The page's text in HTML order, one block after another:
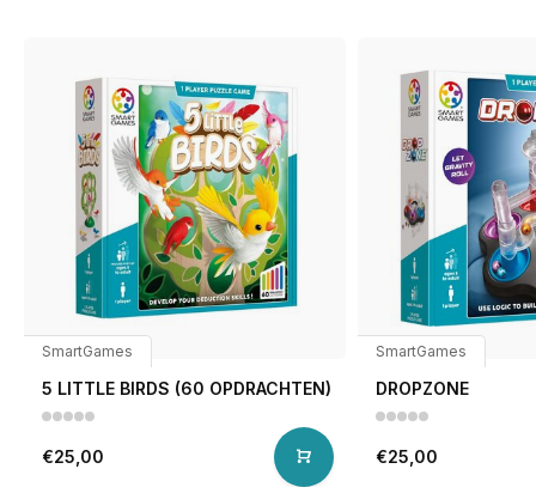
SmartGames
5 LITTLE BIRDS (60 OPDRACHTEN)
€25,00
SmartGames
DROPZONE
€25,00